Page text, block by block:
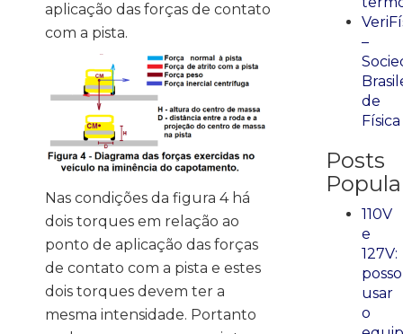
aplicação das forças de contato
com a pista.
Nas condições da figura 4 há
dois torques em relação ao
ponto de aplicação das forças
de contato com a pista e estes
dois torques devem ter a
mesma intensidade. Portanto
–
de
Física
Posts
110V
e
127V:
posso
usar
o